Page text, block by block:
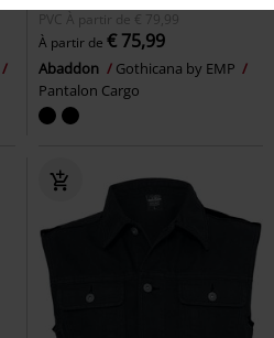
PVC
À partir de € 79,99
À partir de € 75,99
Abaddon
Gothicana by EMP
Pantalon Cargo